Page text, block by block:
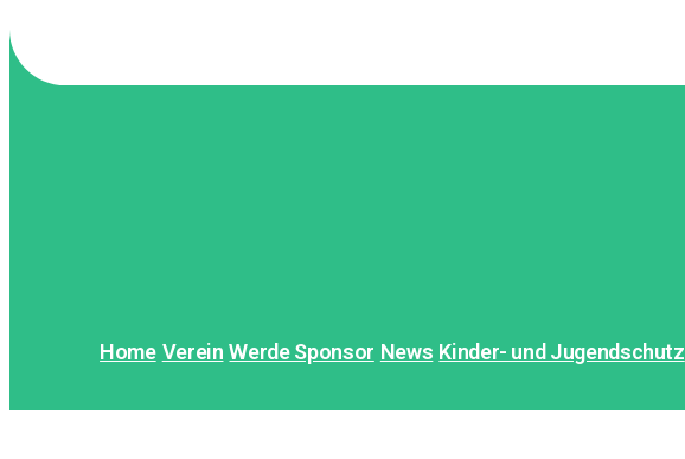
Home Verein Werde Sponsor News Kinder- und Jugendschutz